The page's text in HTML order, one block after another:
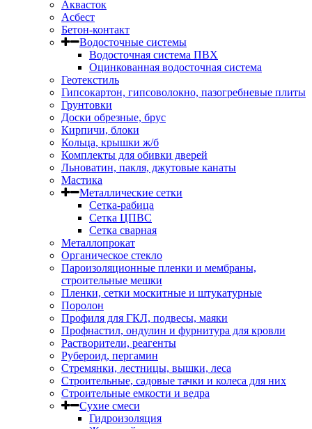
Аквасток
Асбест
Бетон-контакт
Водосточные системы
Водосточная система ПВХ
Оцинкованная водосточная система
Геотекстиль
Гипсокартон, гипсоволокно, пазогребневые плиты
Грунтовки
Доски обрезные, брус
Кирпичи, блоки
Кольца, крышки ж/б
Комплекты для обивки дверей
Льноватин, пакля, джутовые канаты
Мастика
Металлические сетки
Сетка-рабица
Сетка ЦПВС
Сетка сварная
Металлопрокат
Органическое стекло
Пароизоляционные пленки и мембраны,
строительные мешки
Пленки, сетки москитные и штукатурные
Поролон
Профиля для ГКЛ, подвесы, маяки
Профнастил, ондулин и фурнитура для кровли
Растворители, реагенты
Рубероид, пергамин
Стремянки, лестницы, вышки, леса
Строительные, садовые тачки и колеса для них
Строительные емкости и ведра
Сухие смеси
Гидроизоляция